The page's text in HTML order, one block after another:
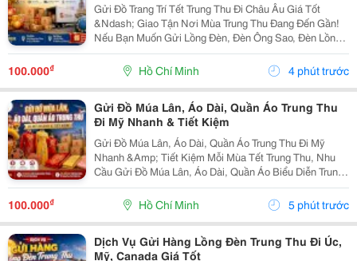
Gửi Đồ Trang Trí Tết Trung Thu Đi Châu Âu Giá Tốt
&Ndash; Giao Tận Nơi Mùa Trung Thu Đang Đến Gần!
Nếu Bạn Muốn Gửi Lồng Đèn, Đèn Ông Sao, Đèn Lồng
Vải, Phụ Kiện Trang Trí, Mô Hình Trung Thu, Đồ
Handmade, Đồ Decor Cửa Hàng, Quà Tặng Lễ Hội
100.000₫ Hồ Chí Minh 4 phút trước
Gửi Đồ Múa Lân, Áo Dài, Quần Áo Trung Thu
Đi Mỹ Nhanh & Tiết Kiệm
Gửi Đồ Múa Lân, Áo Dài, Quần Áo Trung Thu Đi Mỹ
Nhanh &Amp; Tiết Kiệm Mỗi Mùa Tết Trung Thu, Nhu
Cầu Gửi Đồ Múa Lân, Áo Dài, Quần Áo Biểu Diễn Trung
Thu Đi Mỹ Lại Tăng Mạnh. Đây Không Chỉ Là Những Bộ
Trang Phục Thông Thường Mà Còn Là Nét Đẹp Văn...
100.000₫ Hồ Chí Minh 5 phút trước
Dịch Vụ Gửi Hàng Lồng Đèn Trung Thu Đi Úc,
Mỹ, Canada Giá Tốt